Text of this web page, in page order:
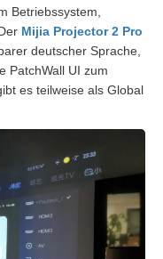
Betriebssystem,
Mijia Projector 2 Pro
deutscher Sprache,
PatchWall UI zum
es teilweise als Global